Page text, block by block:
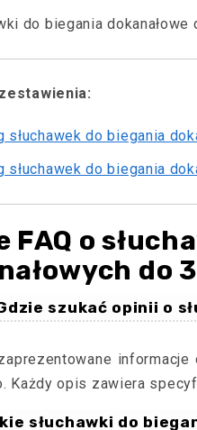
do biegania
słuchawek do biegania
słuchawek do biegania
FAQ o
do
szukać opinii o
informacje
Każdy opis zawiera
słuchawki do